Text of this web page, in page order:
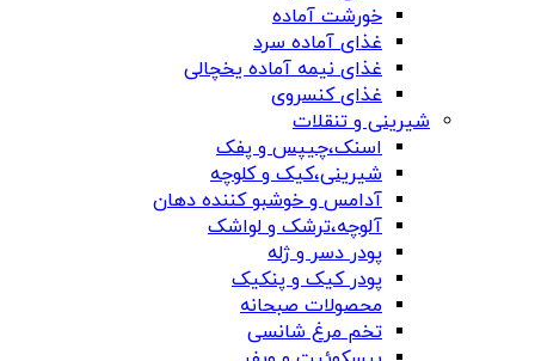
خورشت آماده
غذای آماده سرد
غذای نیمه آماده یخچالی
غذای کنسروی
شیرینی و تنقلات
اسنک،چیپس و پفک
شیرینی،کیک و کلوچه
آدامس و خوشبو کننده دهان
آلوچه،ترشک و لواشک
پودر دسر و ژله
پودر کیک و پنکیک
محصولات صبحانه
تخم مرغ شانسی